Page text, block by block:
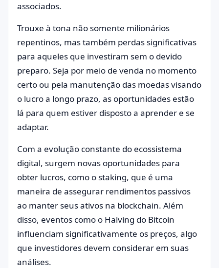
associados.
Trouxe à tona não somente milionários
repentinos, mas também perdas significativas
para aqueles que investiram sem o devido
preparo. Seja por meio de venda no momento
certo ou pela manutenção das moedas visando
o lucro a longo prazo, as oportunidades estão
lá para quem estiver disposto a aprender e se
adaptar.
Com a evolução constante do ecossistema
digital, surgem novas oportunidades para
obter lucros, como o staking, que é uma
maneira de assegurar rendimentos passivos
ao manter seus ativos na blockchain. Além
disso, eventos como o Halving do Bitcoin
influenciam significativamente os preços, algo
que investidores devem considerar em suas
análises.